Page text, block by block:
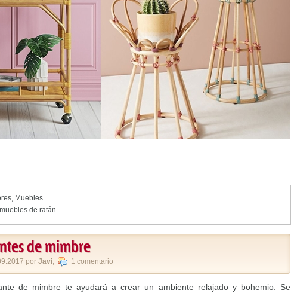
, Muebles
muebles de ratán
de mimbre
por Javi, 1 comentario
de mimbre te ayudará a crear un ambiente relajado y bohemio. Se